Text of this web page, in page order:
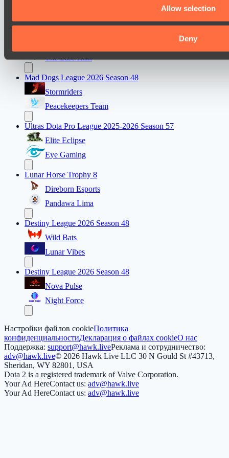
Allow selection
Deny
The Last Titan
Mad Dogs League 2026 Season 48
Stormriders
Peacekeepers Team
Ultras Dota Pro League 2025-2026 Season 57
Elite Eclipse
Eye Gaming
Lunar Horse Trophy 8
Direborn Esports
Pandawa Lima
Destiny League 2026 Season 48
Wild Bats
Lunar Vibes
Destiny League 2026 Season 48
Nova Pulse
Night Force
Настройки файлов cookieПолитика
конфиденциальностиДекларация о файлах cookieО нас
Поддержка: support@hawk.liveРеклама и сотрудничество:
adv@hawk.live© 2026 Hawk Live LLC 30 N Gould St #43713,
Sheridan, WY 82801, USA
Dota 2 is a registered trademark of Valve Corporation.
Your Ad HereContact us: adv@hawk.live
Your Ad HereContact us: adv@hawk.live